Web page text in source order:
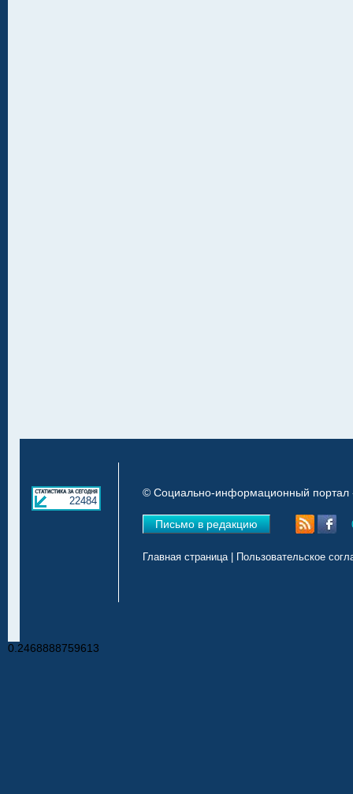
22484
© Социально-информационный портал
Письмо в редакцию
Главная страница| Пользовательское
0.2468888759613